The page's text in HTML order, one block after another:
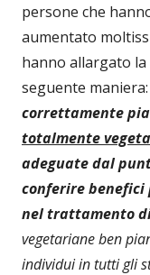
persone che
aumentato
hanno allargato
seguente maniera:
correttamente
totalmente
adeguate dal
conferire benefici
nel trattamento
vegetariane ben
individui in tutti gli